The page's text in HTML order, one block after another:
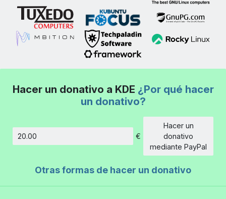
Hacer un donativo a KDE ¿Por qué hacer
un donativo?
Cantidad
€
Hacer un
donativo
mediante PayPal
Otras formas de hacer un donativo